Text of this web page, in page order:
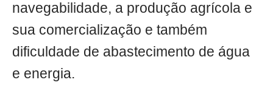
navegabilidade, a produção agrícola e
sua comercialização e também
dificuldade de abastecimento de água
e energia.